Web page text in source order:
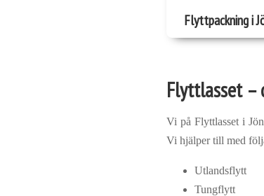
Flyttpackning i
Flyttlasset –
Vi på Flyttlasset i
Vi hjälper till med
Utlandsflytt
Tungflytt